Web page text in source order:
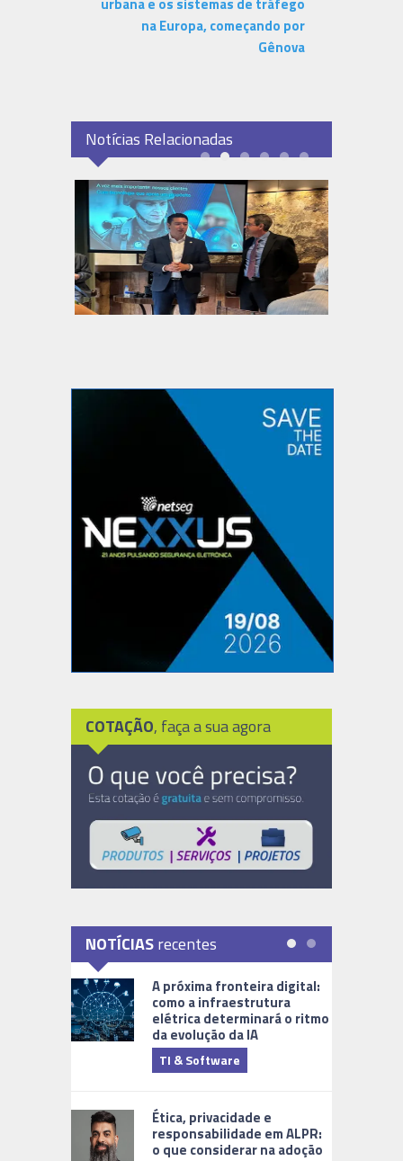
urbana e os sistemas de tráfego
na Europa, começando por
Gênova
Notícias Relacionadas
COTAÇÃO, faça a sua agora
NOTÍCIASrecentes
A próxima fronteira digital:
como a infraestrutura
elétrica determinará o ritmo
da evolução da IA
TI & Software
Ética, privacidade e
responsabilidade em ALPR:
o que considerar na adoção